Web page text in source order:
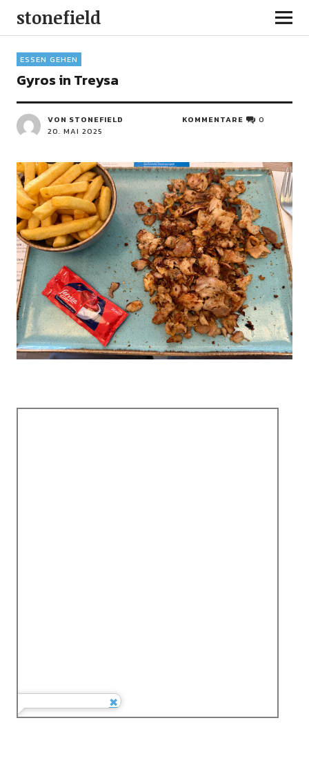
stonefield
ESSEN GEHEN
Gyros in Treysa
VON STONEFIELD
20. MAI 2025
KOMMENTARE 0